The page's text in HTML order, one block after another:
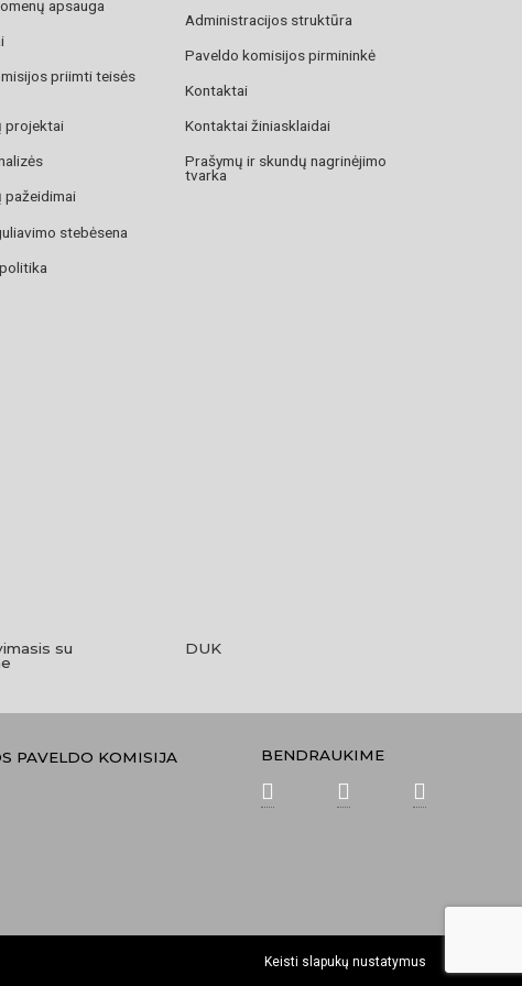
apsauga
priimti teisės
projektai
pažeidimai
stebėsena
Administracijos struktūra
Paveldo komisijos pirmininkė
Kontaktai
Kontaktai žiniasklaidai
Prašymų ir skundų nagrinėjimo
tvarka
su
DUK
PAVELDO KOMISIJA BENDRAUKIME
Keisti slapukų nustatymus